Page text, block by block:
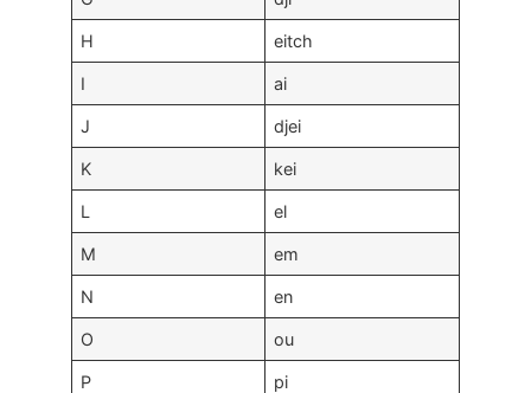
H eitch
I ai
J djei
K kei
L el
M em
N en
O ou
P pi